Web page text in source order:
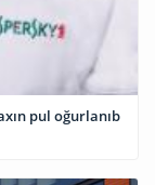
pul oğurlanıb